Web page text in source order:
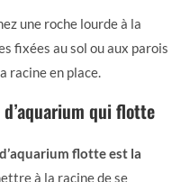
une roche lourde à la
fixées au sol ou aux parois
racine en place.
qui flotte
flotte est la
à la racine de se